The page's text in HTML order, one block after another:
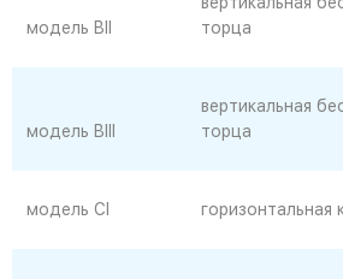
модель BII
торца
модель BIII
вертикальная
торца
модель CI горизонтальная